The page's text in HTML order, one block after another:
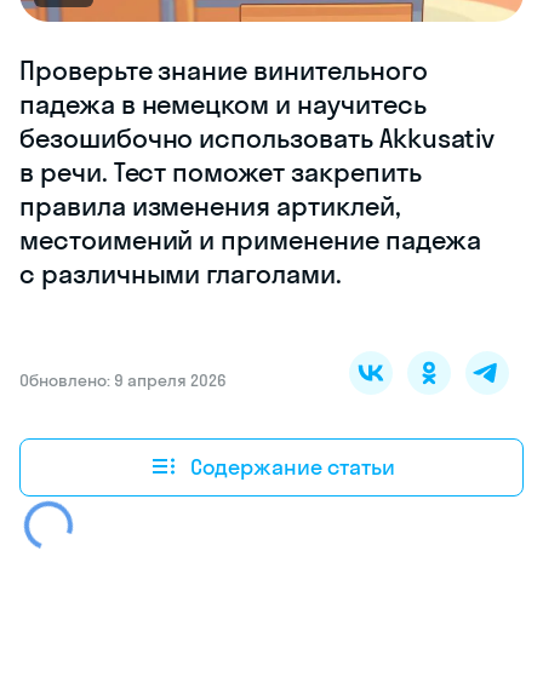
Проверьте знание винительного
падежа в немецком и научитесь
безошибочно использовать Akkusativ
в речи. Тест поможет закрепить
правила изменения артиклей,
местоимений и применение падежа
с различными глаголами.
Обновлено: 9 апреля 2026
Содержание статьи